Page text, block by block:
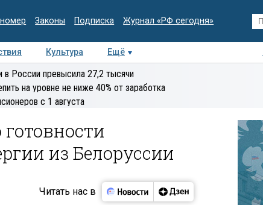
Законы Подписка Журнал «РФ сегодня»
Культура Ещё
Интервью Колумнисты
в России превысила 27,2 тысячи
на уровне не ниже 40% от заработка
с 1 августа
из Белоруссии
Читать нас в